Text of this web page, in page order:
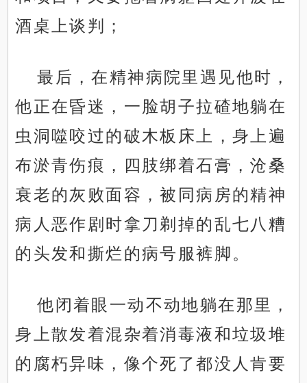
酒桌上谈判；
最后，在精神病院里遇见他时，
他正在昏迷，一脸胡子拉碴地躺在
虫洞噬咬过的破木板床上，身上遍
布淤青伤痕，四肢绑着石膏，沧桑
衰老的灰败面容，被同病房的精神
病人恶作剧时拿刀剃掉的乱七八糟
的头发和撕烂的病号服裤脚。
他闭着眼一动不动地躺在那里，
身上散发着混杂着消毒液和垃圾堆
的腐朽异味，像个死了都没人肯要